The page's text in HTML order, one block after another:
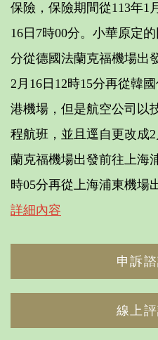
保險，保險期間從113年1
16日7時00分。小華原定
分從德國法蘭克福機場出
2月16日12時15分再從韓
港機場，但是航空公司以
程航班，並且逕自更改成
蘭克福機場出發前往上海
時05分再從上海浦東機場
詳細內容
申訴
線上